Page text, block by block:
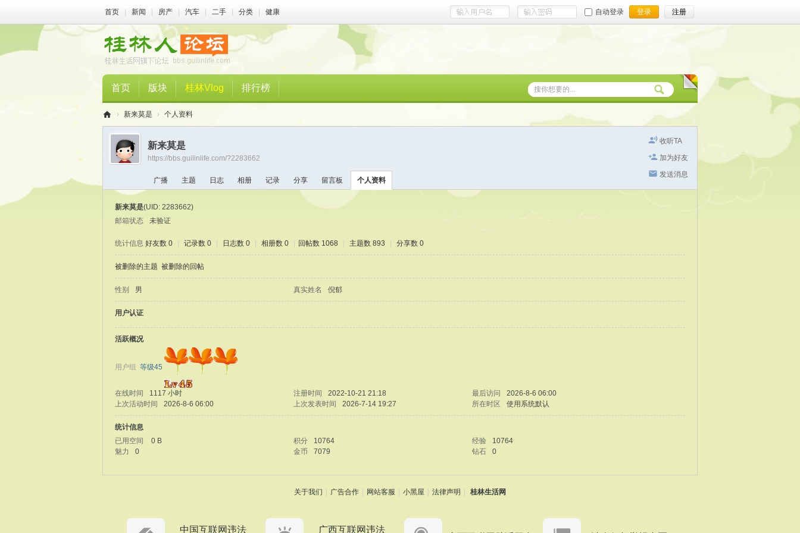
首页 新闻 房产 汽车 二手 分类 健康 自动登录 登录 注册
首页 版块 桂林Vlog 排行榜
桂
人
› 新来莫是 › 个人资料
收听TA
加为好友
发送消息
新来莫是
https://bbs.guilinlife.com/?2283662
广播 主题 日志 相册 记录 分享 留言板 个人资料
新来莫是(UID: 2283662)
邮箱状态
未验证
统计信息 好友数 0 记录数 0 日志数 0 相册数 0 回帖数 1068 主题数 893 分享数 0
被删除的主题 被删除的回帖
性别 男 真实姓名 倪郁
用户认证
活跃概况
用户组 等级45
在线时间 1117 小时 注册时间 2022-10-21 21:18 最后访问
2026-8-6 06:00
上次活动时间
2026-8-6 06:00 上次发表时间 2026-7-14 19:27 所在时区 使用系统默认
统计信息
已用空间
0 B 积分 10764 经验
10764
魅力
0 金币 7079 钻石 0
关于我们 广告合作 网站客服 小黑屋 法律声明 桂林生活网
中国互联网违法 广西互联网违法